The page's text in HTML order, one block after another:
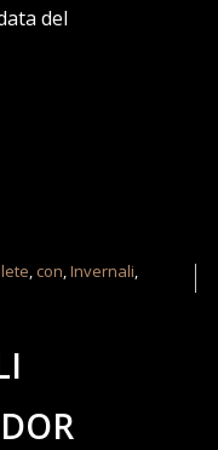
del
, con,Invernali,